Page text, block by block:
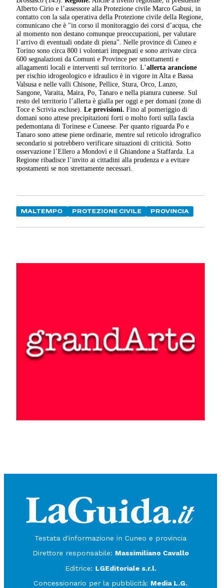
Alberto Cirio e l’assessore alla Protezione civile Marco Gabusi, in
contatto con la sala operativa della Protezione civile della Regione,
comunicano che è "in corso il monitoraggio dei corsi d’acqua, che
al momento non destano comunque preoccupazioni, per valutare
l’arrivo di eventuali ondate di piena”. Nelle province di Cuneo e
Torino sono circa 800 i volontari impegnati e sono arrivate circa
600 segnalazioni da Comuni e Province per smottamenti e
allagamenti locali e interventi sul territorio. L’allerta arancione
per rischio idrogeologico e idraulico è in vigore in Alta e Bassa
Valsusa e nelle valli Chisone, Pellice, Stura, Orco, Lanzo,
Sangone, Varaita, Maira, Po, Tanaro e nella pianura cuneese. Sul
resto del territorio l’allerta è gialla per oggi e per domani (zone di
Toce e Scrivia escluse).Le previsioni. Fino al pomeriggio di
domani sono attese precipitazioni forti o molto forti sulla fascia
pedemontana di Torinese e Cuneese. Per quanto riguarda Po e
Tanaro sono attese piene ordinarie, mentre sul reticolo idrografico
secondario si potrebbero verificare situazioni di criticità. Sotto
osservazione l’Ellero a Mondovì e il Ghiandone a Staffarda. La
Regione ribadisce l’invito ai cittadini alla prudenza e a evitare
spostamenti se non strettamente necessari.
MALTEMPO PROTEZIONE CIVILE PROVINCIA
Testata d'informazione in Cuneo e provincia
Direttore responsabile: Massimiliano Cavallo
Editrice: LGEditoriale s.r.l.
Concessionario per la pubblicità: Media L.G.